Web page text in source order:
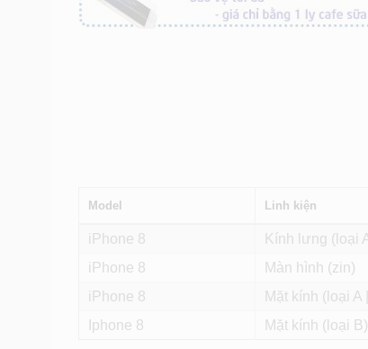
Model Linh kiện
iPhone 8 Kính lưng (loại
iPhone 8
Màn hình (zin)
iPhone 8
Mặt kính (loại A
Iphone 8
Mặt kính (loại B)